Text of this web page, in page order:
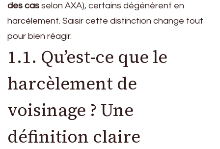
des cas selon AXA), certains dégénèrent en
harcèlement. Saisir cette distinction change tout
pour bien réagir.
1.1. Qu’est-ce que le
harcèlement de
voisinage ? Une
définition claire